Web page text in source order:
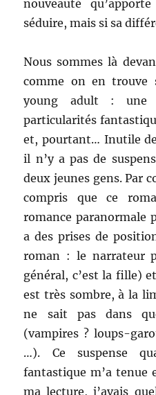
nouveauté
séduire, mais si sa
Nous sommes là
comme on en trouve
young adult : une
particularités
et, pourtant… Inutile
il n’y a pas de
deux jeunes gens. Par
compris que ce
romance paranormale
a des prises de
roman : le narrateur
général, c’est la fille)
est très sombre, à la
ne sait pas dans
(vampires ? loups-
…). Ce suspense
fantastique m’a tenue
ma lecture, j’avais